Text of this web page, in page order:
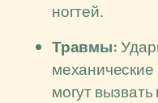
ногтей.
Травмы:
могут